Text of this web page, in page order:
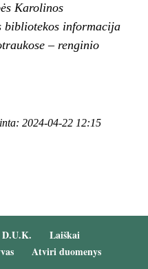
Karolinos
bibliotekos informacija
– renginio
2024-04-22 12:15
D.U.K.
Laiškai
Atviri duomenys